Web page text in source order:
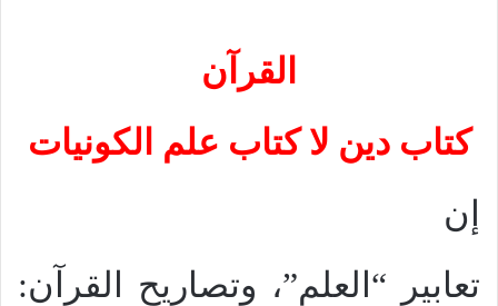
القرآن
كتاب دين لا كتاب علم الكونيات
إن
تعابير “العلم”، وتصاريح القرآن: